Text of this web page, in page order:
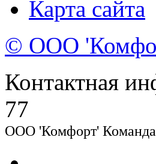
Карта сайта
© ООО
Контактная
77
ООО 'Комфорт' Команда